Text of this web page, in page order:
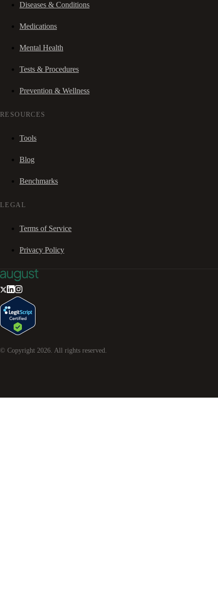
Diseases & Conditions
Medications
Mental Health
Tests & Procedures
Prevention & Wellness
RESOURCES
Tools
Blog
Benchmarks
LEGAL
Terms of Service
Privacy Policy
© Copyright 2026. All rights reserved.